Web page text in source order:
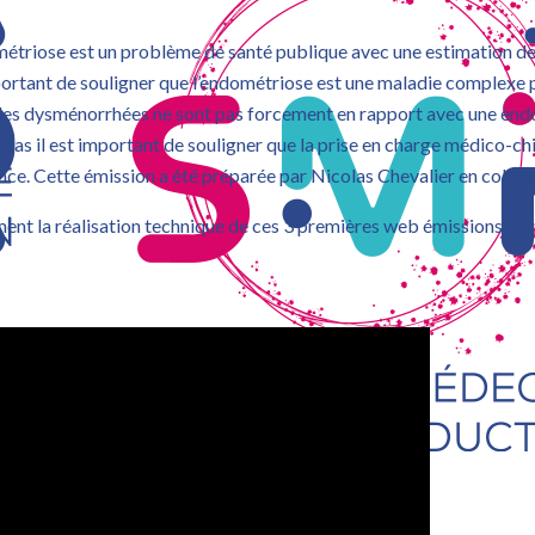
est un problème de santé publique avec une estimation
de souligner que l’endométriose est une maladie complexe
dysménorrhées ne sont pas forcement en rapport avec une
il est important de souligner que la prise en charge médico-
Cette émission a été préparée par Nicolas Chevalier en
la réalisation technique de ces 3 premières web émissions